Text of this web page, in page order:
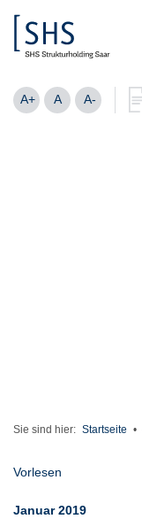
A+ A A-
Sie sind hier: Startseite •
Vorlesen
Januar 2019